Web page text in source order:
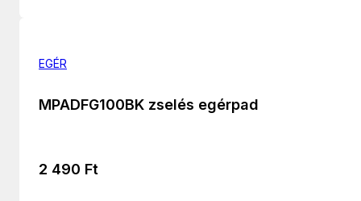
EGÉR
MPADFG100BK zselés egérpad
2 490 Ft